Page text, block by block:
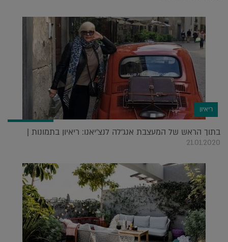
ריאיון
בתוך הראש של המעצבת אנג'לה לנצ'יאנו: ריאיון בתמונות |
21.01.2020